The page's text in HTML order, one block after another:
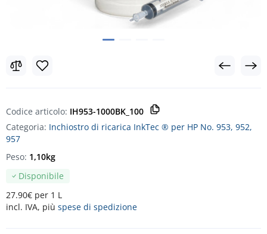
Codice articolo: IH953-1000BK_100
Categoria: Inchiostro di ricarica InkTec ® per HP No. 953, 952,
957
Disponibile
27.90€ per 1 L
incl. IVA, più spese di spedizione
Peso: 1,10kg